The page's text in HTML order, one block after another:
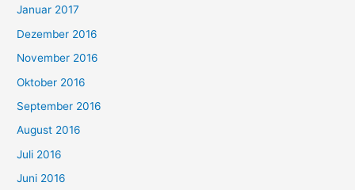
Januar 2017
Dezember 2016
November 2016
Oktober 2016
September 2016
August 2016
Juli 2016
Juni 2016